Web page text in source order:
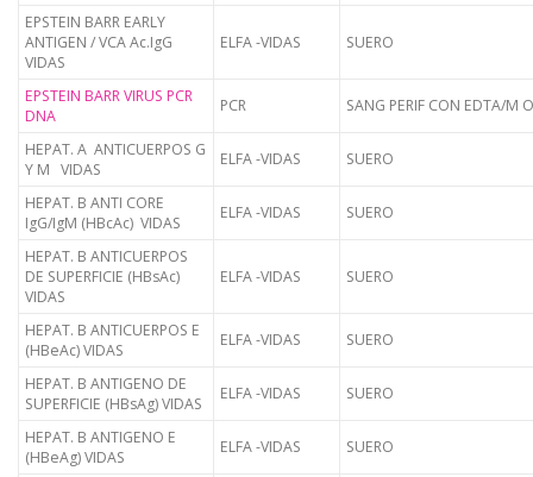
EPSTEIN BARR EARLY
ANTIGEN / VCA Ac.IgG
VIDAS
ELFA -VIDAS SUERO
EPSTEIN BARR VIRUS PCR
DNA
PCR SANG PERIF CON EDTA/M
HEPAT. A ANTICUERPOS G
Y M VIDAS
ELFA -VIDAS SUERO
HEPAT. B ANTI CORE
IgG/IgM (HBcAc) VIDAS
ELFA -VIDAS SUERO
HEPAT. B ANTICUERPOS
DE SUPERFICIE (HBsAc)
VIDAS
ELFA -VIDAS SUERO
HEPAT. B ANTICUERPOS E
(HBeAc) VIDAS
ELFA -VIDAS SUERO
HEPAT. B ANTIGENO DE
SUPERFICIE (HBsAg) VIDAS
ELFA -VIDAS SUERO
HEPAT. B ANTIGENO E
(HBeAg) VIDAS
ELFA -VIDAS SUERO